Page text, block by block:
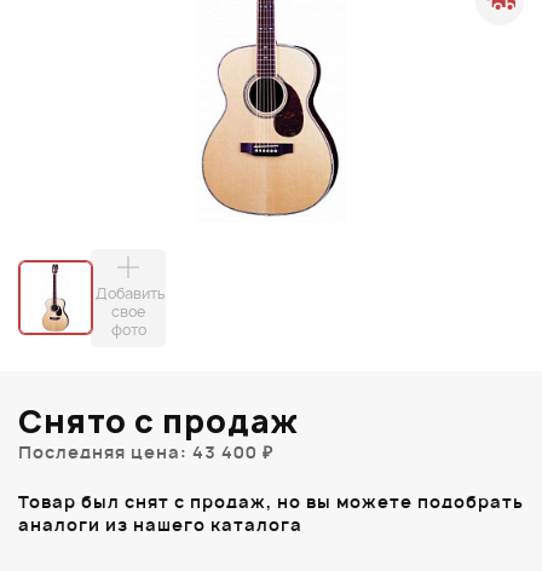
Добавить
свое
фото
Снято с продаж
Последняя цена: 43 400 ₽
Товар был снят с продаж, но вы можете подобрать
аналоги из нашего каталога